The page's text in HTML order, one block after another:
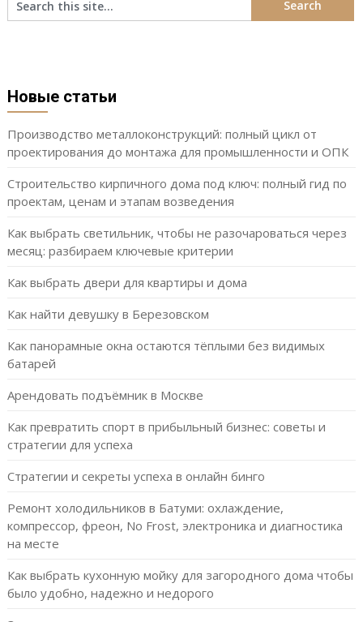
Новые статьи
Производство металлоконструкций: полный цикл от
проектирования до монтажа для промышленности и ОПК
Строительство кирпичного дома под ключ: полный гид по
проектам, ценам и этапам возведения
Как выбрать светильник, чтобы не разочароваться через
месяц: разбираем ключевые критерии
Как выбрать двери для квартиры и дома
Как найти девушку в Березовском
Как панорамные окна остаются тёплыми без видимых
батарей
Арендовать подъёмник в Москве
Как превратить спорт в прибыльный бизнес: советы и
стратегии для успеха
Стратегии и секреты успеха в онлайн бинго
Ремонт холодильников в Батуми: охлаждение,
компрессор, фреон, No Frost, электроника и диагностика
на месте
Как выбрать кухонную мойку для загородного дома чтобы
было удобно, надежно и недорого